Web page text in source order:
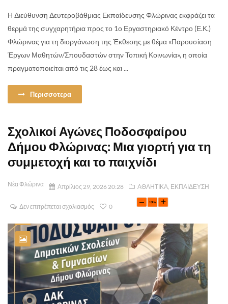
Η Διεύθυνση Δευτεροβάθμιας Εκπαίδευσης Φλώρινας εκφράζει τα
θερμά της συγχαρητήρια προς το 1ο Εργαστηριακό Κέντρο (Ε.Κ.)
Φλώρινας για τη διοργάνωση της Έκθεσης με θέμα «Παρουσίαση
Έργων Μαθητών/Σπουδαστών στην Τοπική Κοινωνία», η οποία
πραγματοποιείται από τις 28 έως και ...
Περισσοτερα
Σχολικοί Αγώνες Ποδοσφαίρου
Δήμου Φλώρινας: Μια γιορτή για τη
συμμετοχή και το παιχνίδι
Νέα Φλώρινα Απρίλιος 29, 2026 20:28 ΑΘΛΗΤΙΚΑ ΕΚΠΑΙΔΕΥΣΗ
Δεν επιτρέπεται σχολιασμός 0